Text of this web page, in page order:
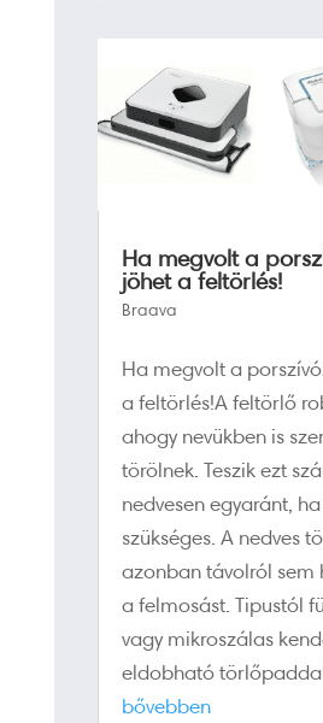
Ha megvolt a
jöhet a feltörlés!
Braava
Ha megvolt a
a feltörlés!A feltörlő
ahogy nevükben is
törölnek. Teszik ezt
nedvesen egyaránt, ha
szükséges. A nedves
azonban távolról sem
a felmosást. Tipustól
vagy mikroszálas
eldobható
bővebben